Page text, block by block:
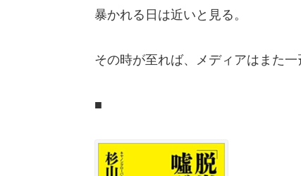
暴かれる日は近いと見る。
その時が至れば、メディアはまた一
■